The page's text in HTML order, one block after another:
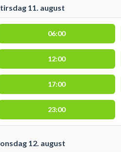
tirsdag 11. august
06:00
12:00
17:00
23:00
onsdag 12. august